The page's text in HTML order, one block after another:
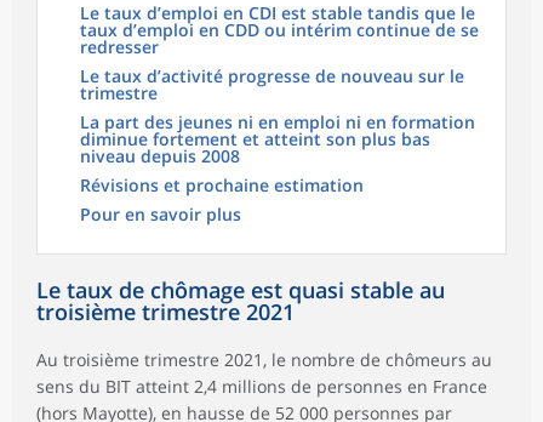
Le taux d’emploi en CDI est stable tandis que le
taux d’emploi en CDD ou intérim continue de se
redresser
Le taux d’activité progresse de nouveau sur le
trimestre
La part des jeunes ni en emploi ni en formation
diminue fortement et atteint son plus bas
niveau depuis 2008
Révisions et prochaine estimation
Pour en savoir plus
Le taux de chômage est quasi stable au
troisième trimestre 2021
Au troisième trimestre 2021, le nombre de chômeurs au
sens du BIT atteint 2,4 millions de personnes en France
(hors Mayotte), en hausse de 52 000 personnes par